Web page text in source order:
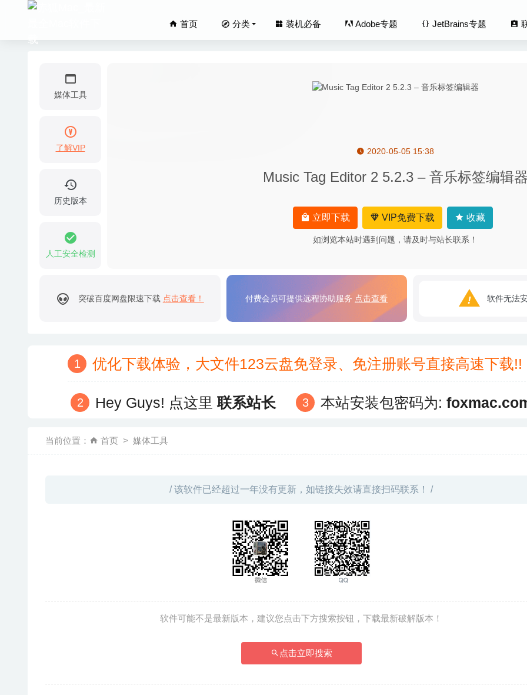
首页 分类 装机必备 Adobe专题 JetBrains专题
媒体工具
了解VIP
历史版本
人工安全检测
2020-05-05 15:38
Music Tag Editor 2 5.2.3 – 音乐标签编辑
立即下载 VIP免费下载 收藏
如浏览本站时遇到问题，请及时与站长联系！
突破百度网盘限速下载 点击查看！ 付费会员可提供远程协助服务 点击查看 软件无法
优化下载体验，大文件123云盘免登录、免注册账号直接高速下
Hey Guys! 点这里联系站长 本站安装包密码为:
当前位置： 首页 媒体工具
/ 该软件已经超过一年没有更新，如链接失效请直接扫码联系！ /
软件可能不是最新版本，建议您点击下方搜索按钮，下载最新破解版本！
点击立即搜索
Network Radar 2.9.2 for Mac中文版-扫描与管理你的网络 2020-03-01
ON1 Photo RAW 2020 14.1.0.8739 for Mac中文版-专业级摄影后期图像